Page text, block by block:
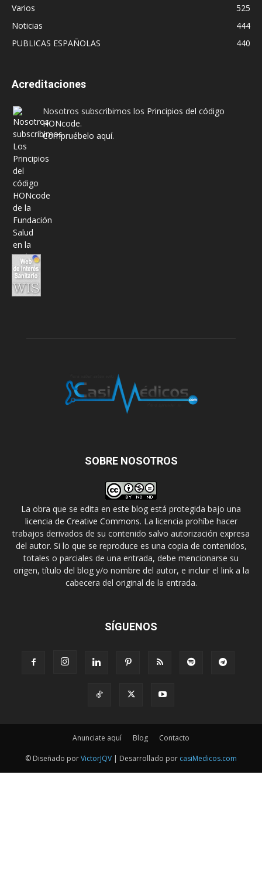
Varios
525
Noticias
444
PUBLICAS ESPAÑOLAS
440
Acreditaciones
Nosotros subscribimos los Principios del código
HONcode.
Compruébelo aquí.
SOBRE NOSOTROS
La obra que se edita en este blog está protegida bajo una
licencia de Creative Commons. La licencia prohíbe hacer
trabajos derivados de su contenido salvo autorización expresa
del autor. Si lo que se reproduce es una copia de contenidos,
totales o parciales de una entrada, debe mencionarse su
origen, título del blog y/o nombre del autor, e incluir el link a la
cabecera del original de la entrada.
SÍGUENOS
Anunciate aquí Blog Contacto
© Diseñado porVictorJQV | Desarrollado por casiMedicos.com